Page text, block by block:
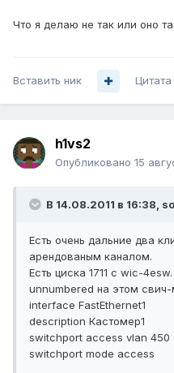
Что я делаю не так или оно
Вставить ник Цитата
h1vs2
Опубликовано 15
В 14.08.2011 в 16:38,
Есть очень дальние два
арендованым каналом.
Есть циска 1711 с wic-
unnumbered на этом
interface FastEthernet1
description Кастомер1
switchport access vlan 450
switchport mode access